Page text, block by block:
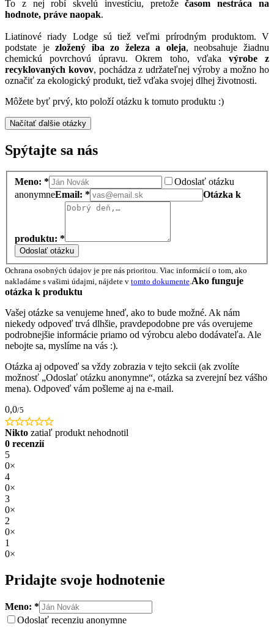
To z nej robí skvelú investíciu, pretožečasom nestráca na
hodnote, práve naopak.
Liatinové riady Lodge sú tiež veľmi prírodným produktom. V
podstate jezložený iba zo železa a oleja, neobsahuje žiadnu
chemickú povrchovú úpravu. Okrem toho, vďaka výrobe z
recyklovaných kovov, pochádza z udržateľnej výroby a možno ho
označiť za ekologický produkt, tiež vďaka svojej dlhej životnosti.
Môžete byť prvý, kto položí otázku k tomuto produktu :)
Načítať ďalšie otázky
Spýtajte sa nás
Meno: *
Odoslať otázku
anonymneEmail: * Otázka k
produktu: *
Odoslať otázku
Ochrana osobných údajov je pre nás prioritou. Viac informácií o tom, ako
nakladáme s vašimi údajmi, nájdete v tomto dokumente.Ako funguje
otázka k produktu
Vašej otázke sa venujeme hneď, ako to bude možné. Ak nám
niekedy odpoveď trvá dlhšie, pravdepodobne pre vás overujeme
podrobnejšie informácie priamo od výrobcu alebo dodávateľa. Ale
nebojte sa, myslíme na vás :).
Otázka aj odpoveď sa vždy zobrazia v tejto sekcii (ak zvolíte
možnosť „Odoslať otázku anonymne“, otázka sa zverejní bez vášho
mena). Odpoveď vám pošleme aj na e-mail.
0,0/5
Nikto zatiaľ produkt nehodnotil
0 recenzií
5
0×
4
0×
3
0×
2
0×
1
0×
Pridajte svoje hodnotenie
Meno: *
Odoslať recenziu anonymne